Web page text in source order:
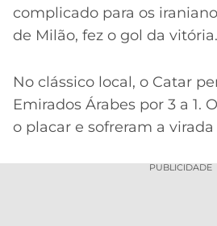
complicado para os
de Milão, fez o gol da vitória.
No clássico local, o Catar
Emirados Árabes por 3 a 1.
o placar e sofreram a
PUBLICIDADE